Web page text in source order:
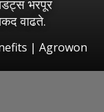
भरपूर
वाढते.
| Agrowon